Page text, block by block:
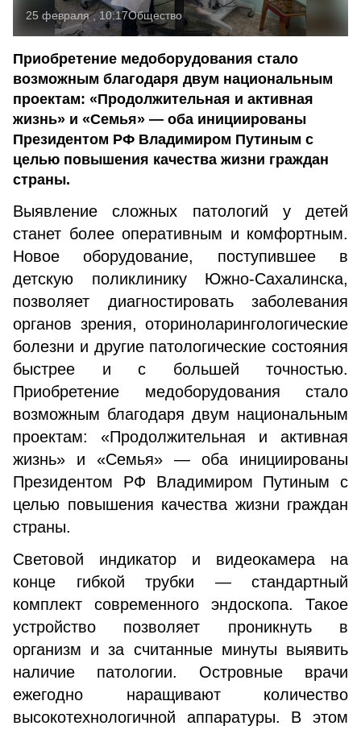
25 февраля , 10:17Общество
Приобретение медоборудования стало
возможным благодаря двум национальным
проектам: «Продолжительная и активная
жизнь» и «Семья» — оба инициированы
Президентом РФ Владимиром Путиным с
целью повышения качества жизни граждан
страны.
Выявление сложных патологий у детей
станет более оперативным и комфортным.
Новое оборудование, поступившее в
детскую поликлинику Южно-Сахалинска,
позволяет диагностировать заболевания
органов зрения, оториноларингологические
болезни и другие патологические состояния
быстрее и с большей точностью.
Приобретение медоборудования стало
возможным благодаря двум национальным
проектам: «Продолжительная и активная
жизнь» и «Семья» — оба инициированы
Президентом РФ Владимиром Путиным с
целью повышения качества жизни граждан
страны.
Световой индикатор и видеокамера на
конце гибкой трубки — стандартный
комплект современного эндоскопа. Такое
устройство позволяет проникнуть в
организм и за считанные минуты выявить
наличие патологии. Островные врачи
ежегодно наращивают количество
высокотехнологичной аппаратуры. В этом